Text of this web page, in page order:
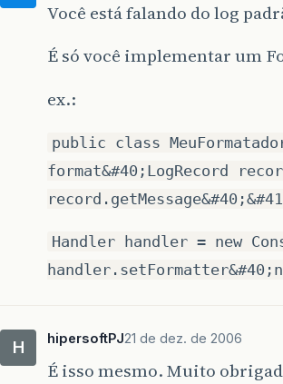
Você está falando do log
É só você implementar um
ex.:
public class
format&#40;LogRecord
Handler handler = new
H hipersoftPJ21 de dez. de 2006
É isso mesmo. Muito